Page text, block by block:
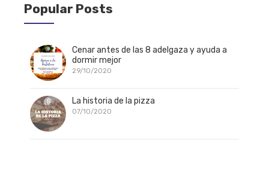
Popular Posts
Cenar antes de las 8 adelgaza y ayuda a
dormir mejor
29/10/2020
La historia de la pizza
07/10/2020